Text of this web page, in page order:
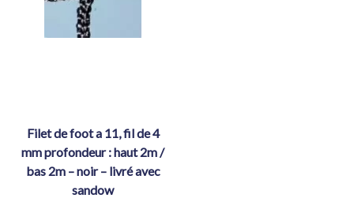
filet de foot a 11, fil de 4
mm profondeur : haut 2m /
bas 2m – noir – livré avec
sandow